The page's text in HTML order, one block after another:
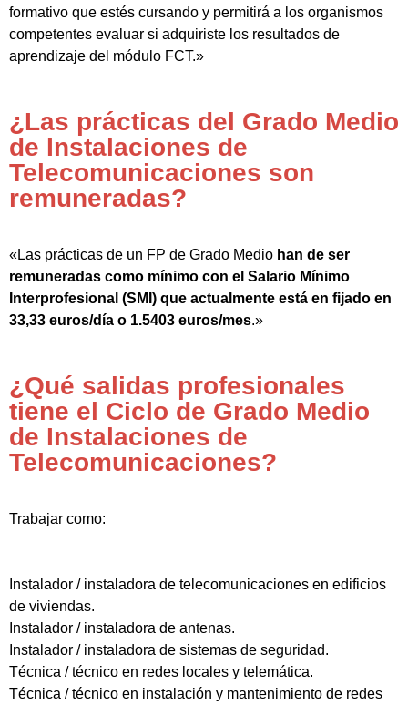
formativo que estés cursando y permitirá a los organismos
competentes evaluar si adquiriste los resultados de
aprendizaje del módulo FCT.»
¿Las prácticas del Grado Medio
de Instalaciones de
Telecomunicaciones son
remuneradas?
«Las prácticas de un FP de Grado Medio han de ser
remuneradas como mínimo con el Salario Mínimo
Interprofesional (SMI) que actualmente está en fijado en
33,33 euros/día o 1.5403 euros/mes.»
¿Qué salidas profesionales
tiene el Ciclo de Grado Medio
de Instalaciones de
Telecomunicaciones?
Trabajar como:
Instalador / instaladora de telecomunicaciones en edificios
de viviendas.
Instalador / instaladora de antenas.
Instalador / instaladora de sistemas de seguridad.
Técnica / técnico en redes locales y telemática.
Técnica / técnico en instalación y mantenimiento de redes